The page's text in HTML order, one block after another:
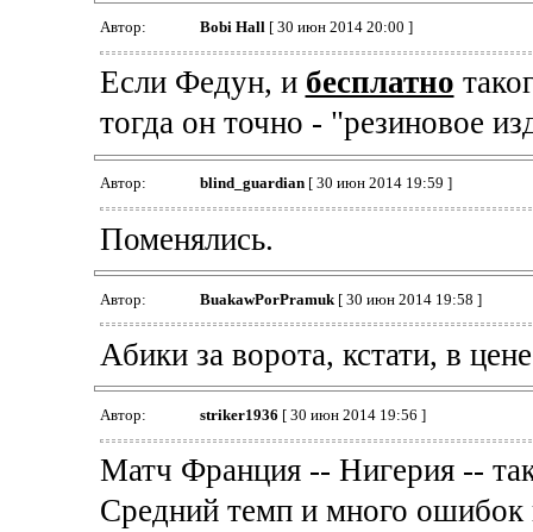
Автор: Bobi Hall [ 30 июн 2014 20:00 ]
Если Федун, и бесплатно
тогда он точно - "резиновое
Автор: blind_guardian[ 30 июн 2014 19:59 ]
Поменялись.
Автор: BuakawPorPramuk[ 30 июн 2014 19:58 ]
Абики за ворота, кстати, в
Автор: striker1936 [ 30 июн 2014 19:56 ]
Матч Франция -- Нигерия --
Средний темп и много